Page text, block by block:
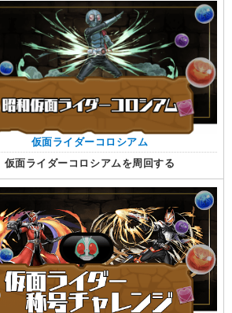
仮面ライダーコロシアム
仮面ライダーコロシアムを周回する